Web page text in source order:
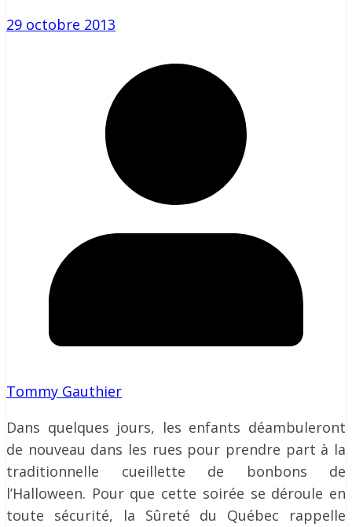
29 octobre 2013
Tommy Gauthier
Dans quelques jours, les enfants déambuleront
de nouveau dans les rues pour prendre part à la
traditionnelle cueillette de bonbons de
l’Halloween. Pour que cette soirée se déroule en
toute sécurité, la Sûreté du Québec rappelle